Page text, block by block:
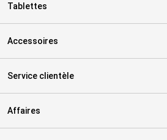
Tablettes
Accessoires
Service clientèle
Affaires